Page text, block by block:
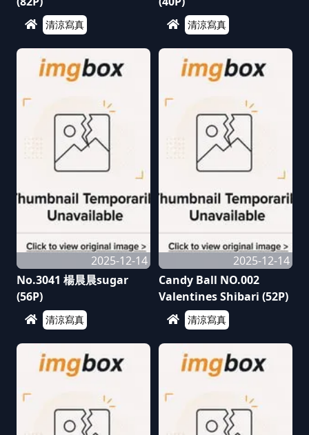
清涼寫真 清涼寫真
2025-12-14
No.3041 楊晨晨sugar
(56P)
清涼寫真
2025-12-14
Candy Ball NO.002
Valentines Shibari (52P)
清涼寫真